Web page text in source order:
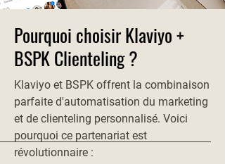
Pourquoi choisir Klaviyo +
BSPK Clienteling ?
Klaviyo et BSPK offrent la combinaison
parfaite d'automatisation du marketing
et de clienteling personnalisé. Voici
pourquoi ce partenariat est
révolutionnaire :